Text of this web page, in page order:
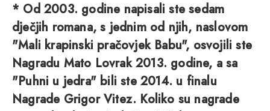
* Od 2003. godine napisali ste sedam
dječjih romana, s jednim od njih, naslovom
"Mali krapinski pračovjek Babu", osvojili ste
Nagradu Mato Lovrak 2013. godine, a sa
"Puhni u jedra" bili ste 2014. u finalu
Nagrade Grigor Vitez. Koliko su nagrade